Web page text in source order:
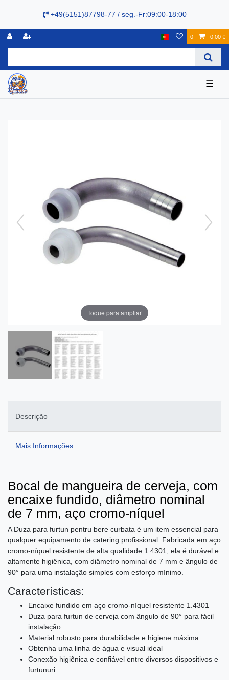
+49(5151)87798-77 / seg.-Fr:09:00-18:00
0 0,00 €
☰
Toque para ampliar
Descrição
Mais Informações
Bocal de mangueira de cerveja, com
encaixe fundido, diâmetro nominal
de 7 mm, aço cromo-níquel
A Duza para furtun pentru bere curbata é um item essencial para
qualquer equipamento de catering profissional. Fabricada em aço
cromo-níquel resistente de alta qualidade 1.4301, ela é durável e
altamente higiênica, com diâmetro nominal de 7 mm e ângulo de
90° para uma instalação simples com esforço mínimo.
Características:
Encaixe fundido em aço cromo-níquel resistente 1.4301
Duza para furtun de cerveja com ângulo de 90° para fácil
instalação
Material robusto para durabilidade e higiene máxima
Obtenha uma linha de água e visual ideal
Conexão higiênica e confiável entre diversos dispositivos e
furtunuri